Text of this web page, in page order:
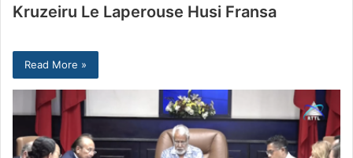
Kruzeiru Le Laperouse Husi Fransa
Read More »